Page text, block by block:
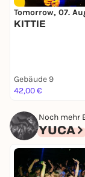
Tomorrow, 07.
KITTIE
Gebäude 9
42,00 €
Noch mehr
YUCA